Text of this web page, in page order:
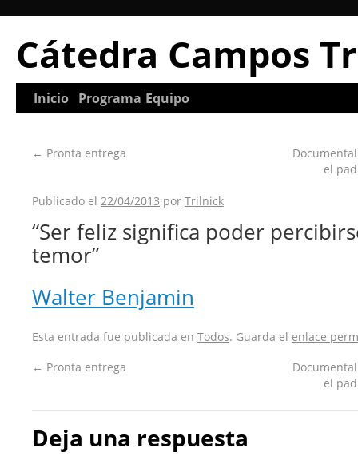
Cátedra Campos
Inicio Programa Equipo
← Pronta entrega
el
Publicado el 22/04/2013 por Trilnick
“Ser feliz significa poder
temor”
Walter Benjamin
Esta entrada fue publicada en Todos. Guarda el enlace
← Pronta entrega
el
Deja una respuesta